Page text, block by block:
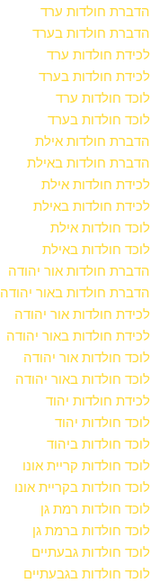
הדברת חולדות ערד
הדברת חולדות בערד
לכידת חולדות ערד
לכידת חולדות בערד
לוכד חולדות ערד
לוכד חולדות בערד
הדברת חולדות אילת
הדברת חולדות באילת
לכידת חולדות אילת
לכידת חולדות באילת
לוכד חולדות אילת
לוכד חולדות באילת
הדברת חולדות אור יהודה
הדברת חולדות באור יהודה
לכידת חולדות אור יהודה
לכידת חולדות באור יהודה
לוכד חולדות אור יהודה
לוכד חולדות באור יהודה
לכידת חולדות יהוד
לוכד חולדות יהוד
לוכד חולדות ביהוד
לוכד חולדות קריית אונו
לוכד חולדות בקריית אונו
לוכד חולדות רמת גן
לוכד חולדות ברמת גן
לוכד חולדות גבעתיים
לוכד חולדות בגבעתיים